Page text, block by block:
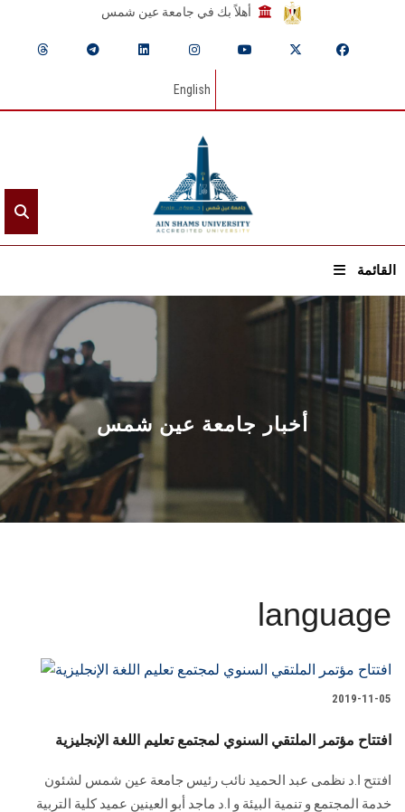
أهلاً بك في جامعة عين شمس
English
القائمة
الرئيسيـة
عن الجامعة
القطاعـات
الشئون الأكاديمية
البحث العلمي
الأنظمة الذكية
أخبار جامعة عين شمس
language
2019-11-05
افتتاح مؤتمر الملتقي السنوي لمجتمع تعليم اللغة الإنجليزية
افتتح ا.د نظمى عبد الحميد نائب رئيس جامعة عين شمس لشئون
خدمة المجتمع و تنمية البيئة و ا.د ماجد أبو العينين عميد كلية التربية